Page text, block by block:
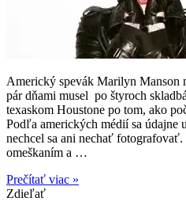
Americký spevák Marilyn Manson
pár dňami musel po štyroch
texaskom Houstone po tom, ako
Podľa amerických médií sa údajne
nechcel sa ani nechať
omeškaním a …
Prečítať viac »
Zdieľať